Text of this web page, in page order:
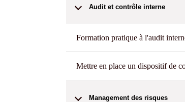
Audit et contrôle interne
Formation pratique à l'audit
Mettre en place un dispositif de
Management des risques